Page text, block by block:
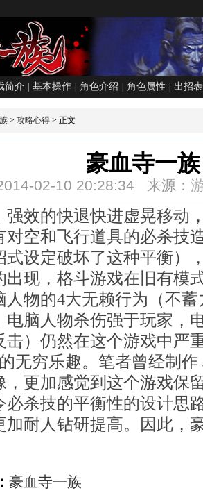
简介 基本操作 角色介绍 角色属性 出招表
> 攻略心得 > 正文
豪血寺一族
02-10 20:28:34 来源：
强效的快退快进虚晃移动
对空和飞行道具的必杀技
式设定破坏了这种平衡）
出现，格斗游戏在旧有模
人物的4大无赖行为（不
电脑人物杀伤强于玩家，
击）仍然在这个游戏中严
无穷乐趣。笔者曾经制
，更加感觉到这个游戏保
必杀技的平衡性的设计思
加耐人钻研提高。因此，
豪血寺一族